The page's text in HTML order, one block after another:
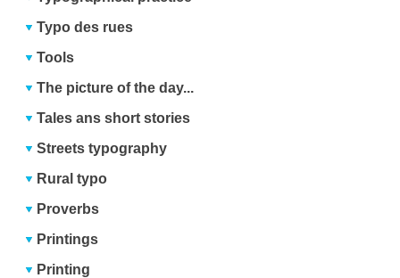
Typo des rues
Tools
The picture of the day...
Tales ans short stories
Streets typography
Rural typo
Proverbs
Printings
Printing